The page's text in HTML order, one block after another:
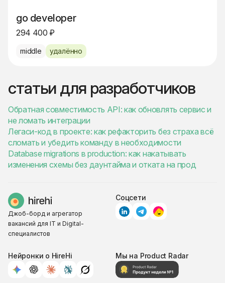
go developer
294 400 ₽
middle удалённо
статьи для разработчиков
Обратная совместимость API: как обновлять сервис и
не ломать интеграции
Легаси-код в проекте: как рефакторить без страха всё
сломать и убедить команду в необходимости
Database migrations в production: как накатывать
изменения схемы без даунтайма и отката на прод
Джоб-борд и агрегатор
вакансий для IT и Digital-
специалистов
Соцсети
Нейронки о HireHi Мы на Product Radar